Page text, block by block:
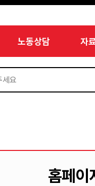
노동상담 자
홈페이